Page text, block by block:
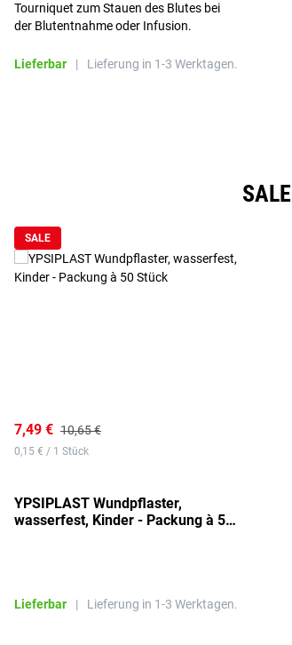
Tourniquet zum Stauen des Blutes bei
der Blutentnahme oder Infusion.
Lieferbar | Lieferung in 1-3 Werktagen.
SALE
SALE
7,49 € 10,65 €
0,15 € / 1 Stück
YPSIPLAST Wundpflaster,
wasserfest, Kinder - Packung à 50
Lieferbar | Lieferung in 1-3 Werktagen.